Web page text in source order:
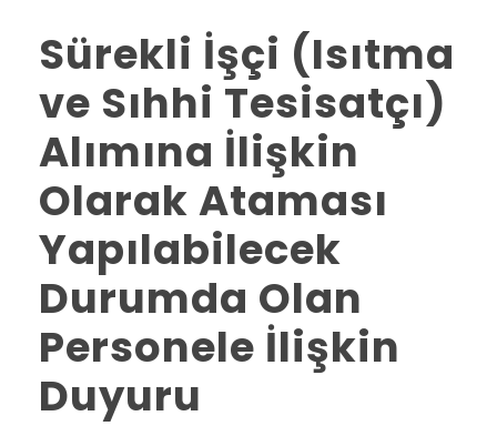
Sürekli İşçi (Isıtma
ve Sıhhi Tesisatçı)
Alımına İlişkin
Olarak Ataması
Yapılabilecek
Durumda Olan
Personele İlişkin
Duyuru